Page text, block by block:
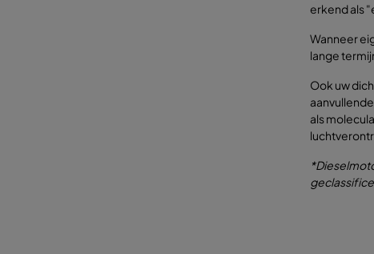
erkend als
Wanneer
lange
Ook uw
als